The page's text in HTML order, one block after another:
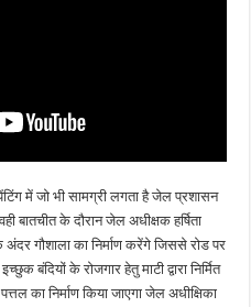
में जो भी सामग्री लगता है जेल प्रशासन
बातचीत के दौरान जेल अधीक्षक हर्षिता
गौशाला का निर्माण करेंगे जिससे रोड पर
के रोजगार हेतु माटी द्वारा निर्मित
का निर्माण किया जाएगा जेल अधीक्षिका